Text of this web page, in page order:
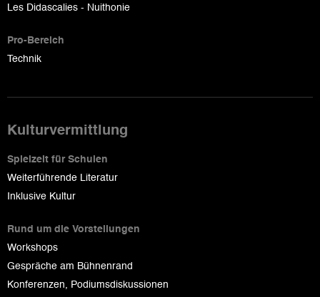
Les Didascalies - Nuithonie
Pro-Bereich
Technik
Kulturvermittlung
Spielzeit für Schulen
Weiterführende Literatur
Inklusive Kultur
Rund um die Vorstellungen
Workshops
Gespräche am Bühnenrand
Konferenzen, Podiumsdiskussionen